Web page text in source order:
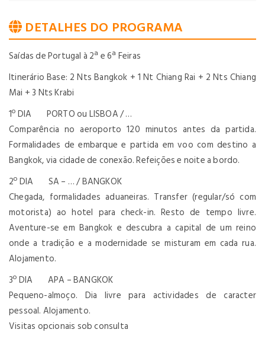
DETALHES DO PROGRAMA
Saídas de Portugal à 2ª e 6ª Feiras
Itinerário Base: 2 Nts Bangkok + 1 Nt Chiang Rai + 2 Nts Chiang
Mai + 3 Nts Krabi
1º DIA PORTO ou LISBOA / …
Comparência no aeroporto 120 minutos antes da partida.
Formalidades de embarque e partida em voo com destino a
Bangkok, via cidade de conexão. Refeições e noite a bordo.
2º DIA SA – … / BANGKOK
Chegada, formalidades aduaneiras. Transfer (regular/só com
motorista) ao hotel para check-in. Resto de tempo livre.
Aventure-se em Bangkok e descubra a capital de um reino
onde a tradição e a modernidade se misturam em cada rua.
Alojamento.
3º DIA APA – BANGKOK
Pequeno-almoço. Dia livre para actividades de caracter
pessoal. Alojamento.
Visitas opcionais sob consulta